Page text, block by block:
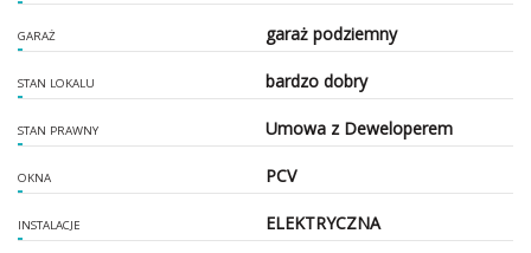
GARAŻ garaż podziemny
STAN LOKALU bardzo dobry
STAN PRAWNY Umowa z Deweloperem
OKNA PCV
INSTALACJE ELEKTRYCZNA